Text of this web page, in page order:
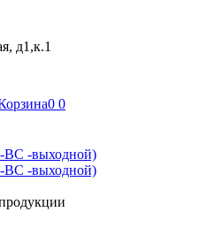
д1,к.1
0 0
ВС -выходной)
ВС -выходной)